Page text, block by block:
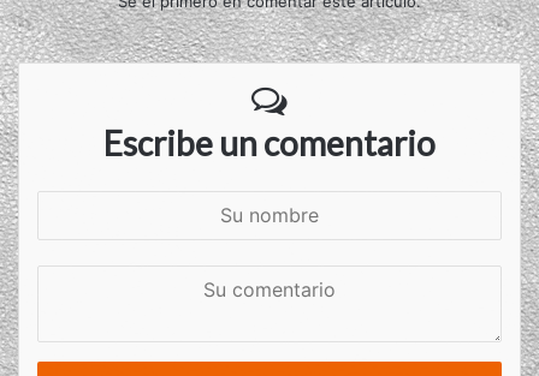
Escribe un comentario